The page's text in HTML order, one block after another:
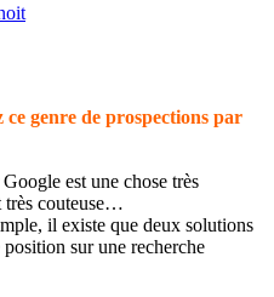
ce genre de prospections par
est une chose très
très couteuse…
il existe que deux solutions
sur une recherche